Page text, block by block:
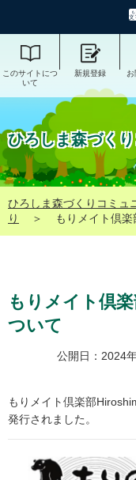
このサイトにつ
いて
新規登録
ひろしま森づく
ひろしま森づくりコミュ
り
＞ もりメイト倶
もりメイト倶
ついて
公開日：2024
もりメイト倶楽部
発行されました。